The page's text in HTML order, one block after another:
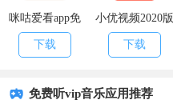
咪咕爱看app免
费下载
下载
小优视频2020版
下载
下载
免费听vip音乐应用推荐